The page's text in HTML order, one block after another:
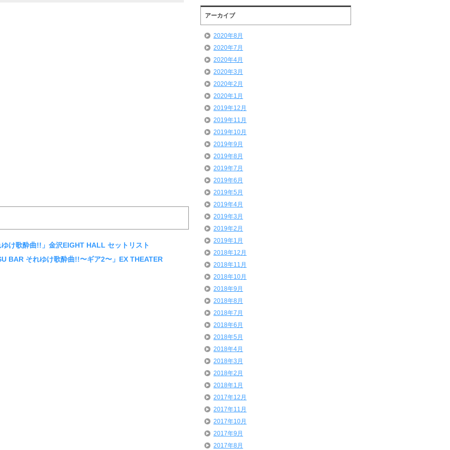
け歌酔曲!!」金沢EIGHT HALL セットリスト
BAR それゆけ歌酔曲!!〜ギア2〜」EX THEATER
アーカイブ
2020年8月
2020年7月
2020年4月
2020年3月
2020年2月
2020年1月
2019年12月
2019年11月
2019年10月
2019年9月
2019年8月
2019年7月
2019年6月
2019年5月
2019年4月
2019年3月
2019年2月
2019年1月
2018年12月
2018年11月
2018年10月
2018年9月
2018年8月
2018年7月
2018年6月
2018年5月
2018年4月
2018年3月
2018年2月
2018年1月
2017年12月
2017年11月
2017年10月
2017年9月
2017年8月